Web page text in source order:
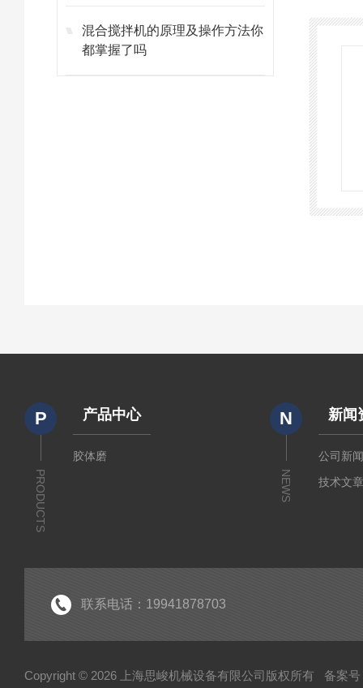
混合搅拌机的原理及操作方法你
都掌握了吗
P
PRODUCTS
产品中心
胶体磨
N
NEWS
新闻
公司新
技术文
联系电话：19941878703
Copyright © 2026 上海思峻机械设备有限公司版权所有 备案号